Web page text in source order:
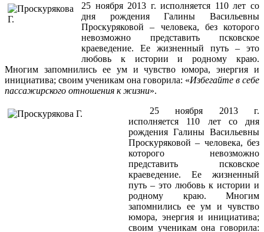
25 ноября 2013 г. исполняется 110 лет со
дня рождения Галины Васильевны
Проскуряковой – человека, без которого
невозможно представить псковское
краеведение. Ее жизненный путь – это
любовь к истории и родному краю.
Многим запомнились ее ум и чувство юмора, энергия и
инициатива; своим ученикам она говорила: «Избегайте в себе
пассажирского отношения к жизни».
25 ноября 2013 г.
исполняется 110 лет со дня
рождения Галины Васильевны
Проскуряковой – человека, без
которого невозможно
представить псковское
краеведение. Ее жизненный
путь – это любовь к истории и
родному краю. Многим
запомнились ее ум и чувство
юмора, энергия и инициатива;
своим ученикам она говорила: